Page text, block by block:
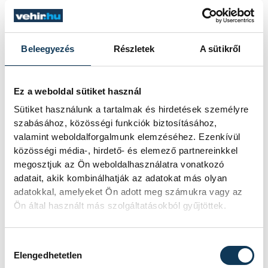
Beleegyezés Részletek A sütikről
Ez a weboldal sütiket használ
Sütiket használunk a tartalmak és hirdetések személyre
szabásához, közösségi funkciók biztosításához,
valamint weboldalforgalmunk elemzéséhez. Ezenkívül
közösségi média-, hirdető- és elemező partnereinkkel
megosztjuk az Ön weboldalhasználatra vonatkozó
adatait, akik kombinálhatják az adatokat más olyan
adatokkal, amelyeket Ön adott meg számukra vagy az
Ön által használt más szolgáltatásokból gyűjtöttek.
Elengedhetetlen